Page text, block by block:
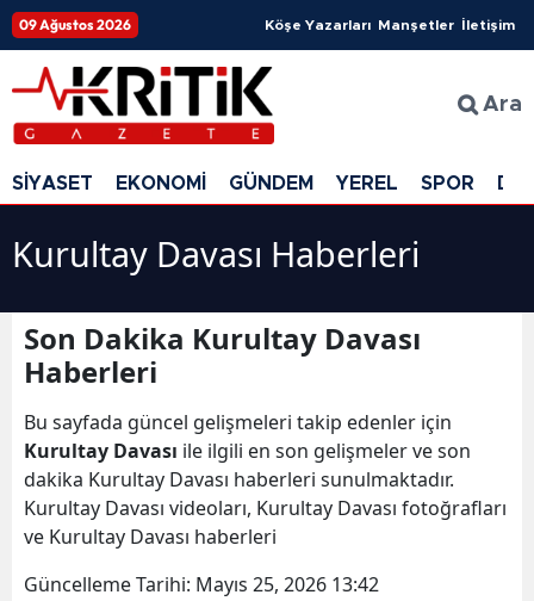
09 Ağustos 2026 Köşe Yazarları Manşetler İletişim
Ara
SİYASET EKONOMİ GÜNDEM YEREL SPOR
Kurultay Davası Haberleri
Son Dakika Kurultay Davası
Haberleri
Bu sayfada güncel gelişmeleri takip edenler için
Kurultay Davası ile ilgili en son gelişmeler ve son
dakika Kurultay Davası haberleri sunulmaktadır.
Kurultay Davası videoları, Kurultay Davası fotoğrafları
ve Kurultay Davası haberleri
Güncelleme Tarihi: Mayıs 25, 2026 13:42